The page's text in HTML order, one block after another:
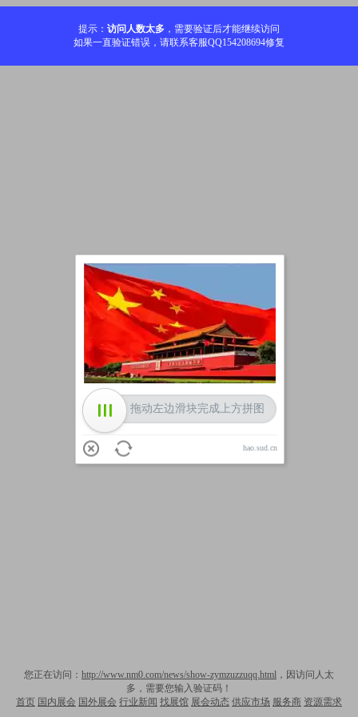
提示： 访问人数太多 ，需要验证后才能继续访问
如果一直验证错误，请联系客服QQ154208694修复
您正在访问： http://www.nm0.com/news/show-zymzuzzuqq.html ，因访问人太
多，需要您输入验证码！
首页 国内展会 国外展会 行业新闻 找展馆 展会动态 供应市场 服务商 资源需求
加载中
拖动左边滑块完成上方拼图
hao.sud.cn